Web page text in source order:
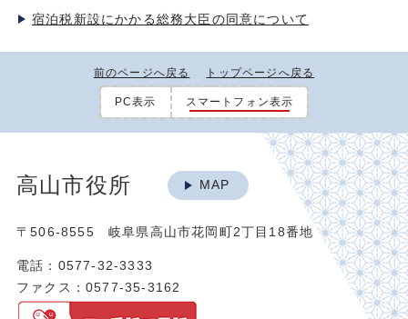
宿泊税新設にかかる総務大臣の同意について
前のページへ戻る トップページへ戻る
PC表示 スマートフォン表示
高山市役所 MAP
〒506-8555 岐阜県高山市花岡町2丁目18番地
電話：0577-32-3333
ファクス：0577-35-3162